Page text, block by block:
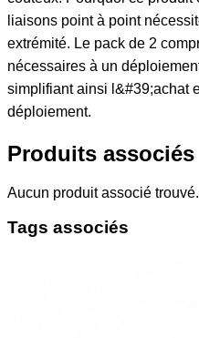
Produits associés
Aucun produit associé trouvé.
Tags associés